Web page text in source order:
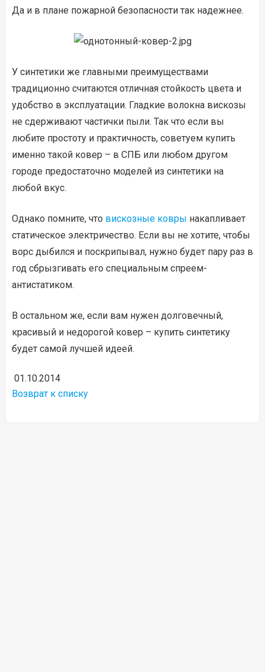
Да и в плане пожарной безопасности так надежнее.
У синтетики же главными преимуществами
традиционно считаются отличная стойкость цвета и
удобство в эксплуатации. Гладкие волокна вискозы
не сдерживают частички пыли. Так что если вы
любите простоту и практичность, советуем купить
именно такой ковер – в СПБ или любом другом
городе предостаточно моделей из синтетики на
любой вкус.
Однако помните, что вискозные ковры накапливает
статическое электричество. Если вы не хотите, чтобы
ворс дыбился и поскрипывал, нужно будет пару раз в
год сбрызгивать его специальным спреем-
антистатиком.
В остальном же, если вам нужен долговечный,
красивый и недорогой ковер – купить синтетику
будет самой лучшей идеей.
01.10.2014
Возврат к списку